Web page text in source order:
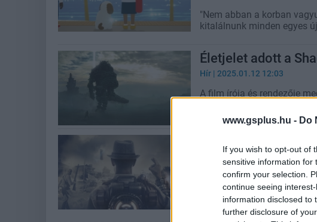
www.gsplus.hu - Do
If you wish to opt-out of
sensitive information for
confirm your selection.
continue seeing
information disclosed to
further disclosure of
"Nem abban a korban
kitalálnunk minden egyes
Életjelet adott a
Hír | 2025.01.12 12:03
A film írója és rendezője
is harcolhattunk
| 2024.10.28 15:05
"Az egész játék arról szólt
apró emberekként